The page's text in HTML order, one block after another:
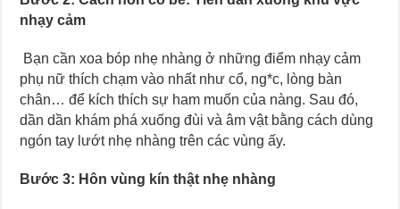
nhạy cảm
Bạn cần xoa bóp nhẹ nhàng ở những điểm nhạy cảm
phụ nữ thích chạm vào nhất như cổ, ng*c, lòng bàn
chân… để kích thích sự ham muốn của nàng. Sau đó,
dần dần khám phá xuống đùi và âm vật bằng cách dùng
ngón tay lướt nhẹ nhàng trên các vùng ấy.
Bước 3: Hôn vùng kín thật nhẹ nhàng